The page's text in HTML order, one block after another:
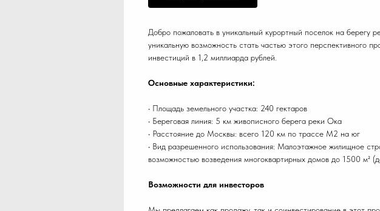
Добро пожаловать в уникальный курортный поселок на берегу
уникальную возможность стать частью этого перспективного
инвестиций в 1,2 миллиарда рублей.
Основные характеристики:
• Площадь земельного участка: 240 гектаров
• Береговая линия: 5 км живописного берега реки Ока
• Расстояние до Москвы: всего 120 км по трассе М2 на юг
• Вид разрешенного использования: Малоэтажное жилищное
возможностью возведения многоквартирных домов до 1500 м²
Возможности для инвесторов